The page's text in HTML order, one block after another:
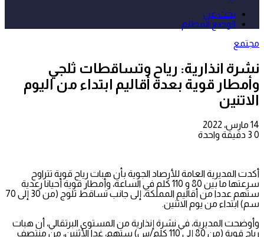
بحث عن
الوضع المظلم
مجتمع
نشرة انذارية: رياح وتساقطات ثلجي
وأمطار قوية بعدة أقاليم ابتداء من اليوم
الاتنين
14 مارس، 2022
0
دقيقة واحدة
أكدت المديرية العامة للأرصاد الجوية بأن هبات رياح قوية تتراوح
سرعتها ما بين 80 و 110 كلم في الساعة، وأمطار قوية أحيانا رعدية
ستهم عددا من أقاليم المملكة، إلى جانب تساقط ثلوج (من 30 إلى 70
سم) ابتداء من يوم الاثنين.
وأوضحت المديرية، في نشرة إنذارية من المستوى البرتقالي، أن هبات
رياح قوية (من 80 إلى 110 كلم/س) ستهم، غدا الأثنين، من منتصف